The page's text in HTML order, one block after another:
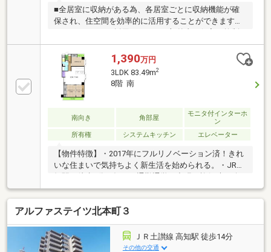
■全居室に収納がある為、各居室ごとに収納機能が確
保され、住空間を効率的に活用することができます。
し、安心感のある住環境を確保します。■南向きバル
コニーにつき、日当たりが良く、明るい住空間を確保
できます。■駐車場は近隣(距離：120ｍ)に現在売主様
が借りています。引継ぎ可能です。■2017年3月リノベ
ーション済み。【リノベーション内容】4DKを3LDKに
変更 キッチン、浴室、トイレ、洗面台、収納部分、
建具、床、壁 全体リノベーション済
1,390万円
3LDK 83.49m2
8階 南
南向き 角部屋
モニタ付インターホ
ン
所有権
システムキッチン エレベーター
【物件特徴】・2017年にフルリノベーション済！きれ
いな住まいで気持ちよく新生活を始められる。・JR高
動がスムーズで時短につながる。・広々LDK15畳以上
は南向きで陽当り良好。対面式キッチンなので料理中
も家族の様子が見守れる。・角住戸で2面以上バルコ
ニー！83m?超のゆったり空間で、気持ちよく毎日を過
ごせる。【周辺環境】・ケーズデンキ（徒歩4分）や
SunShineクレア店（徒歩5分）など、生活必需品から
アルファステイツ北本町３
ＪＲ土讃線 高知駅 徒歩14分
その他の交通